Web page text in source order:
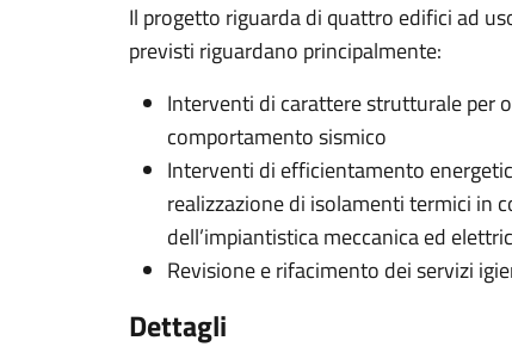
Il progetto riguarda di quattro edifici ad
previsti riguardano principalmente:
Interventi di carattere strutturale per
comportamento sismico
Interventi di efficientamento
realizzazione di isolamenti termici in
dell’impiantistica meccanica ed
Revisione e rifacimento dei servizi
Dettagli